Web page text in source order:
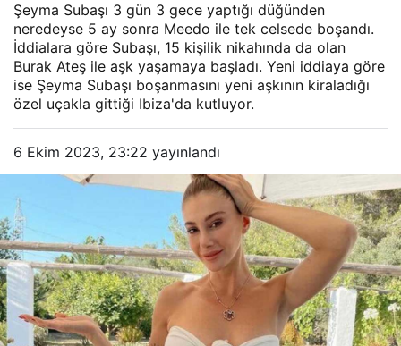
Şeyma Subaşı 3 gün 3 gece yaptığı düğünden
neredeyse 5 ay sonra Meedo ile tek celsede boşandı.
İddialara göre Subaşı, 15 kişilik nikahında da olan
Burak Ateş ile aşk yaşamaya başladı. Yeni iddiaya göre
ise Şeyma Subaşı boşanmasını yeni aşkının kiraladığı
özel uçakla gittiği Ibiza'da kutluyor.
6 Ekim 2023, 23:22 yayınlandı